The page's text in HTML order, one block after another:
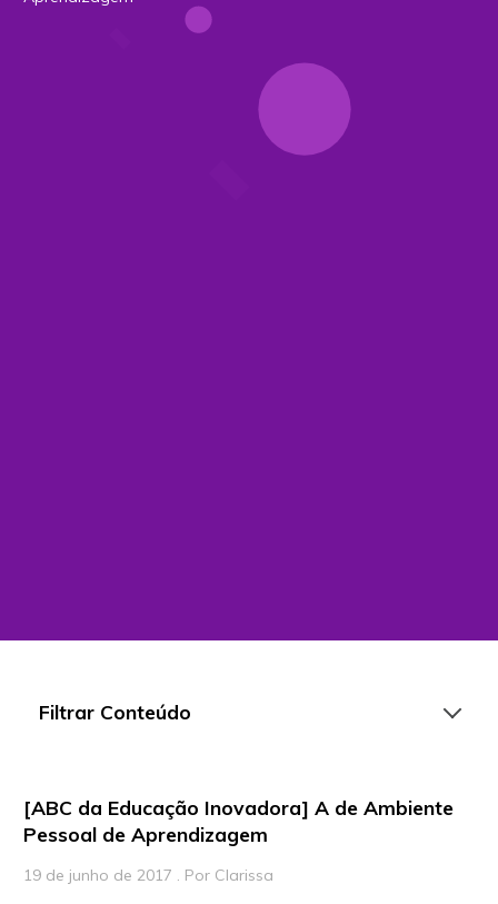
Filtrar Conteúdo
Artigos
[ABC da Educação Inovadora] A de Ambiente
Pessoal de Aprendizagem
19 de junho de 2017 . Por Clarissa